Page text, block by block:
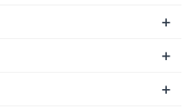
+
+
+